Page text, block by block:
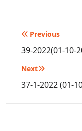
Post
navigation
Previous
39-2022(01-10-
Next
37-1-2022 (01-